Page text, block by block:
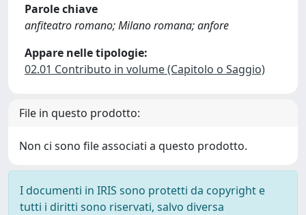
Parole chiave
anfiteatro romano; Milano romana; anfore
Appare nelle tipologie:
02.01 Contributo in volume (Capitolo o Saggio)
File in questo prodotto:
Non ci sono file associati a questo prodotto.
I documenti in IRIS sono protetti da copyright e
tutti i diritti sono riservati, salvo diversa